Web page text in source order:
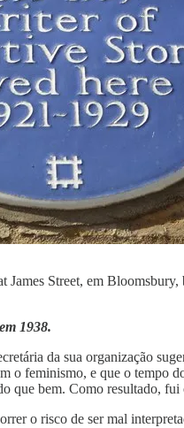
James Street, em
1938.
da sua organização
o feminismo, e que o tempo
que bem. Como resultado,
o risco de ser mal